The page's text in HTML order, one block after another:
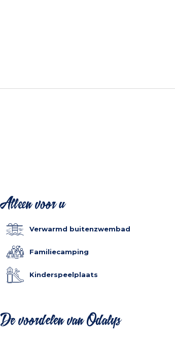
Alleen voor u
Verwarmd buitenzwembad
Familiecamping
Kinderspeelplaats
De voordelen van Odalys